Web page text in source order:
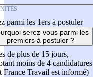
parmi les 1ers à postuler
serez-vous parmi les
premiers à postuler ?
de plus de 15 jours,
moins de 4 candidatures
France Travail est informé)